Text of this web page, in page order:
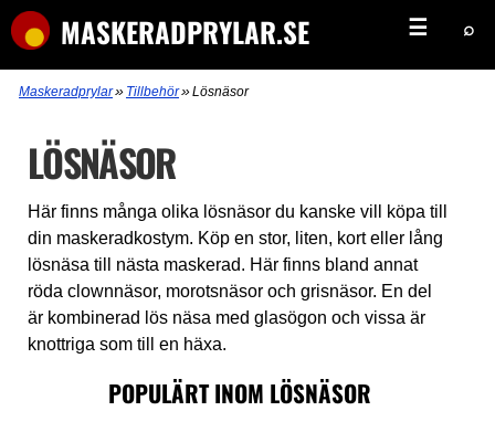
MASKERADPRYLAR.SE ☰ ⌕
Maskeradprylar» Tillbehör»Lösnäsor
LÖSNÄSOR
Här finns många olika lösnäsor du kanske vill köpa till
din maskeradkostym. Köp en stor, liten, kort eller lång
lösnäsa till nästa maskerad. Här finns bland annat
röda clownnäsor, morotsnäsor och grisnäsor. En del
är kombinerad lös näsa med glasögon och vissa är
knottriga som till en häxa.
POPULÄRT INOM LÖSNÄSOR